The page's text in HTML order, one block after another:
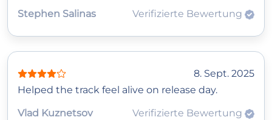
Stephen Salinas Verifizierte Bewertung
8. Sept. 2025
Helped the track feel alive on release day.
Vlad Kuznetsov
Verifizierte Bewertung